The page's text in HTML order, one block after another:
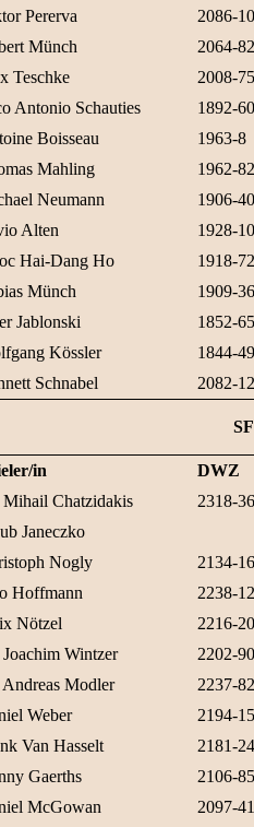
Pererva
2086-
Münch
2064-
Teschke
2008-
Antonio Schauties
1892-
Boisseau
1963-8
Mahling
1962-
Neumann
1906-
Alten
1928-
Hai-Dang Ho
1918-
Münch
1909-
Jablonski
1852-
Kössler
1844-
Schnabel 2082-
in
DWZ
Mihail Chatzidakis
2318-
Janeczko
Nogly
2134-
Hoffmann
2238-
Nötzel
2216-
Wintzer
2202-
Modler
2237-
Weber
2194-
Van Hasselt
2181-
Gaerths
2106-
McGowan
2097-